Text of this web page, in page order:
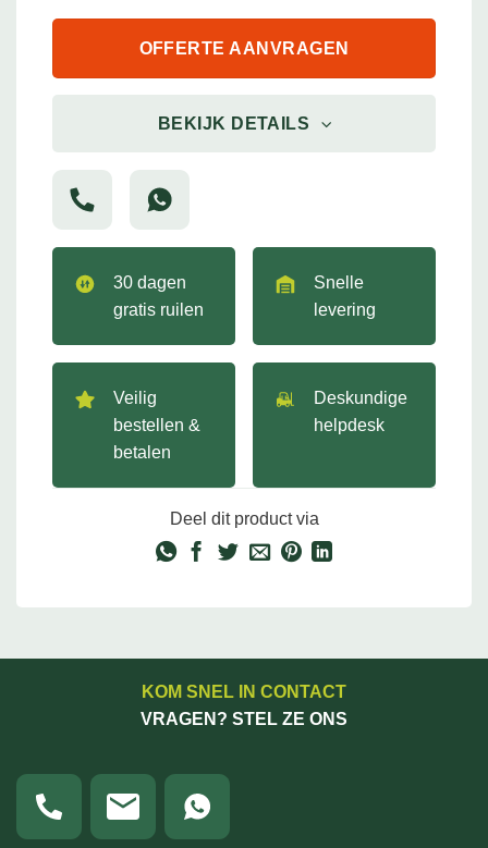
OFFERTE AANVRAGEN
BEKIJK DETAILS
30 dagen
gratis ruilen
Snelle
levering
Veilig
bestellen &
betalen
Deskundige
helpdesk
Deel dit product via
KOM SNEL IN CONTACT
VRAGEN? STEL ZE ONS